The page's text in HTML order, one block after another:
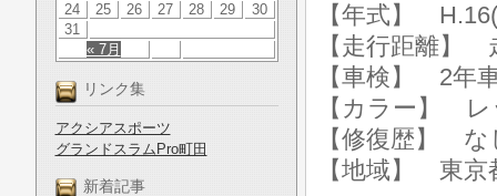
« 7月
24
25 26 27 28 29
30
31
リンク集
アクシアスポーツ
グランドスラムPro町田
新着記事
【年式】
【走行距離】
【車検】 2年
【カラー】
【修復歴】 な
【地域】 東京